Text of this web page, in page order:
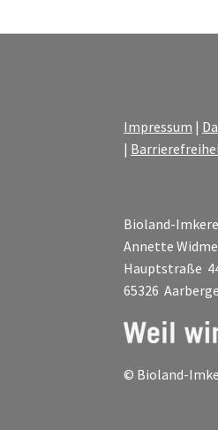
Impressum |
|
Bioland-
Annette
Hauptstraße
65326
© Bioland-